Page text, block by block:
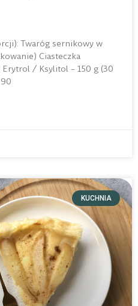
Twaróg sernikowy w
Ciasteczka
/ Ksylitol – 150 g (30
KUCHNIA